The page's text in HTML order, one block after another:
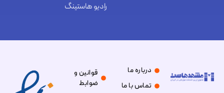
رادیو هاستینگ
درباره ما
تماس با ما
قوانین و
ضوابط